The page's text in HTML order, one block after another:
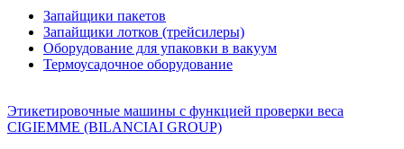
Запайщики пакетов
Запайщики лотков (трейсилеры)
Оборудование для упаковки в вакуум
Термоусадочное оборудование
Этикетировочные машины с функцией проверки веса
CIGIEMME (BILANCIAI GROUP)